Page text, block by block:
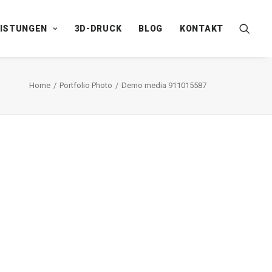
3D-DRUCK BLOG KONTAKT
Home Portfolio Photo Demo media 911015587